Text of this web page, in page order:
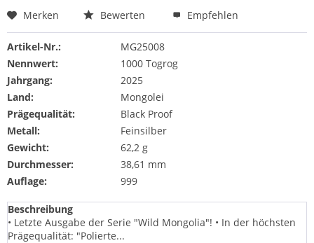
Merken Bewerten Empfehlen
Artikel-Nr.:
MG25008
Nennwert:
1000 Togrog
Jahrgang:
2025
Land:
Mongolei
Prägequalität:
Black Proof
Metall:
Feinsilber
Gewicht:
62,2 g
Durchmesser:
38,61 mm
Auflage:
999
Beschreibung
• Letzte Ausgabe der Serie "Wild Mongolia"! • In der höchsten
Prägequalität: "Polierte...